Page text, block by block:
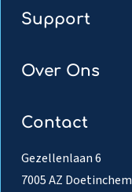
Support
Over Ons
Contact
Gezellenlaan 6
7005 AZ Doetinchem